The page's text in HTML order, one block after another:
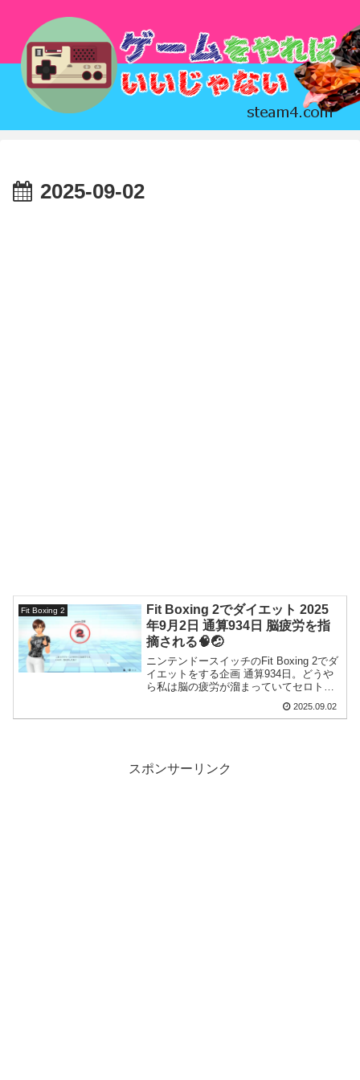
2025-09-02
Fit Boxing 2
Fit Boxing 2でダイエット 2025
年9月2日 通算934日 脳疲労を指
摘される🧠🤕
ニンテンドースイッチのFit Boxing 2でダ
イエットをする企画 通算934日。どうや
ら私は脳の疲労が溜まっていてセロトニ
ンが不足しているとのことです。
2025.09.02
スポンサーリンク